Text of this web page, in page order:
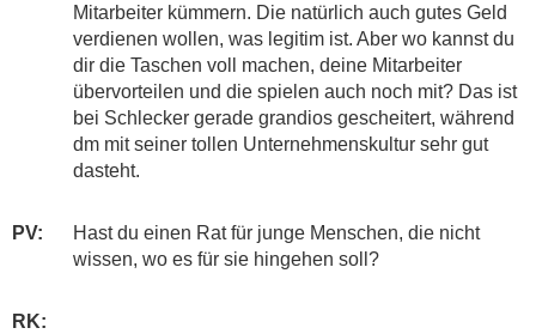
Mitarbeiter kümmern. Die natürlich auch gutes Geld
verdienen wollen, was legitim ist. Aber wo kannst du
dir die Taschen voll machen, deine Mitarbeiter
übervorteilen und die spielen auch noch mit? Das ist
bei Schlecker gerade grandios gescheitert, während
dm mit seiner tollen Unternehmenskultur sehr gut
dasteht.
PV:
Hast du einen Rat für junge Menschen, die nicht
wissen, wo es für sie hingehen soll?
RK: